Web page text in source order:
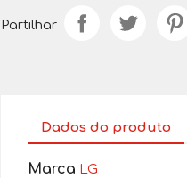
Partilhar
Dados do produto
Marca LG